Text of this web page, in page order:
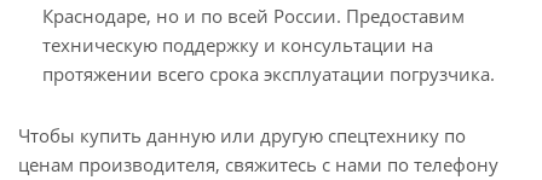
Краснодаре, но и по всей России. Предоставим
техническую поддержку и консультации на
протяжении всего срока эксплуатации погрузчика.
Чтобы купить данную или другую спецтехнику по
ценам производителя, свяжитесь с нами по телефону